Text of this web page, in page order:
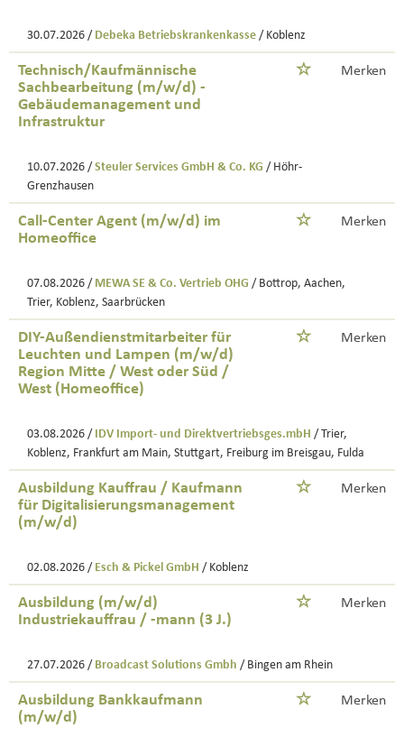
30.07.2026 / Debeka Betriebskrankenkasse / Koblenz
Technisch/Kaufmännische
Sachbearbeitung (m/w/d) -
Gebäudemanagement und
Infrastruktur
Merken
10.07.2026 / Steuler Services GmbH & Co. KG / Höhr-
Grenzhausen
Call-Center Agent (m/w/d) im
Homeoffice
Merken
07.08.2026 / MEWA SE & Co. Vertrieb OHG / Bottrop, Aachen,
Trier, Koblenz, Saarbrücken
DIY-Außendienstmitarbeiter für
Leuchten und Lampen (m/w/d)
Region Mitte / West oder Süd /
West (Homeoffice)
Merken
03.08.2026 / IDV Import- und Direktvertriebsges.mbH / Trier,
Koblenz, Frankfurt am Main, Stuttgart, Freiburg im Breisgau, Fulda
Ausbildung Kauffrau / Kaufmann
für Digitalisierungsmanagement
(m/w/d)
Merken
02.08.2026 / Esch & Pickel GmbH / Koblenz
Ausbildung (m/w/d)
Industriekauffrau / -mann (3 J.)
Merken
27.07.2026 / Broadcast Solutions Gmbh / Bingen am Rhein
Ausbildung Bankkaufmann
(m/w/d)
Merken